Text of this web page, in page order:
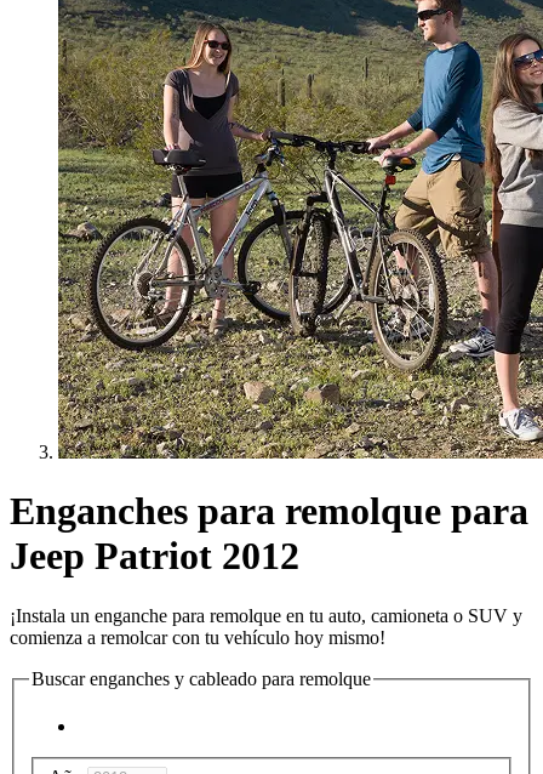
Enganches para remolque para
Jeep Patriot 2012
¡Instala un enganche para remolque en tu auto, camioneta o SUV y
comienza a remolcar con tu vehículo hoy mismo!
Buscar enganches y cableado para remolque